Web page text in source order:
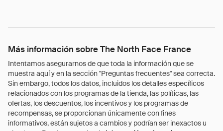
Más información sobre The North Face France
Intentamos asegurarnos de que toda la información que se
muestra aquí y en la sección "Preguntas frecuentes" sea correcta.
Sin embargo, todos los datos, incluidos los detalles específicos
relacionados con los programas de la tienda, las políticas, las
ofertas, los descuentos, los incentivos y los programas de
recompensas, se proporcionan únicamente con fines
informativos, están sujetos a cambios y podrían ser inexactos u